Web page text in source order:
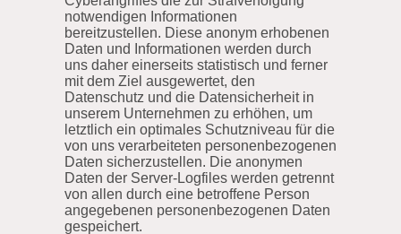
notwendigen Informationen
bereitzustellen. Diese anonym erhobenen
Daten und Informationen werden durch
uns daher einerseits statistisch und ferner
mit dem Ziel ausgewertet, den
Datenschutz und die Datensicherheit in
unserem Unternehmen zu erhöhen, um
letztlich ein optimales Schutzniveau für die
von uns verarbeiteten personenbezogenen
Daten sicherzustellen. Die anonymen
Daten der Server-Logfiles werden getrennt
von allen durch eine betroffene Person
angegebenen personenbezogenen Daten
gespeichert.